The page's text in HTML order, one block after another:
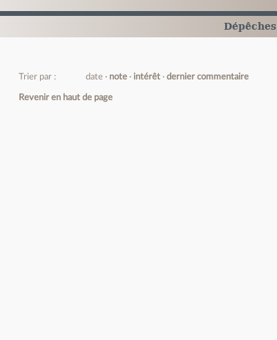
Dépêches
Trier par : date note intérêt dernier commentaire
Revenir en haut de page